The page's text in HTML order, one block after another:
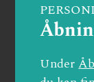
Under